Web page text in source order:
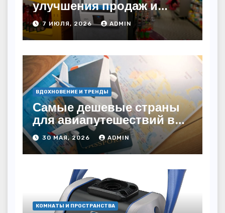
улучшения продаж и
автоматизации
7 ИЮЛЯ, 2026 ADMIN
ВДОХНОВЕНИЕ И ТРЕНДЫ
Самые дешевые страны
для авиапутешествий в
2026 году: куда слетать за
копейки?
30 МАЯ, 2026 ADMIN
КОМНАТЫ И ПРОСТРАНСТВА